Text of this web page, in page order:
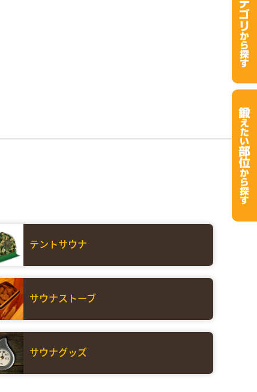
テントサウナ
サウナストーブ
サウナグッズ